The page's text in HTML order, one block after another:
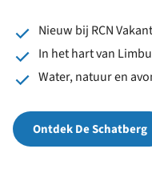
Nieuw bij RCN
In het hart van
Water, natuur en
Ontdek De Schatberg